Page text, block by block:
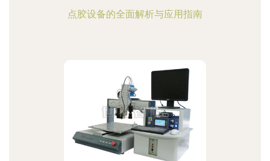
点胶设备的全面解析与应用指南